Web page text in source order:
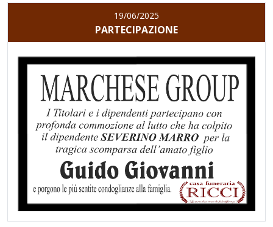
19/06/2025
PARTECIPAZIONE